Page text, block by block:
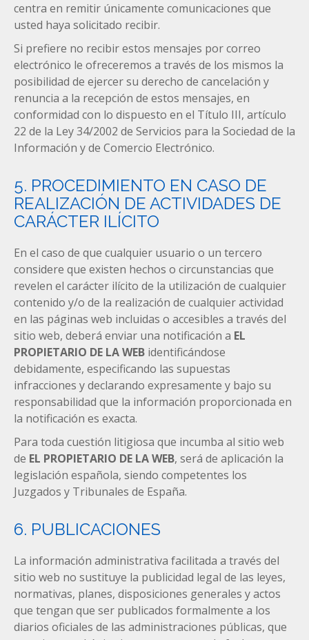
centra en remitir únicamente comunicaciones que
usted haya solicitado recibir.
Si prefiere no recibir estos mensajes por correo
electrónico le ofreceremos a través de los mismos la
posibilidad de ejercer su derecho de cancelación y
renuncia a la recepción de estos mensajes, en
conformidad con lo dispuesto en el Título III, artículo
22 de la Ley 34/2002 de Servicios para la Sociedad de la
Información y de Comercio Electrónico.
5. PROCEDIMIENTO EN CASO DE
REALIZACIÓN DE ACTIVIDADES DE
CARÁCTER ILÍCITO
En el caso de que cualquier usuario o un tercero
considere que existen hechos o circunstancias que
revelen el carácter ilícito de la utilización de cualquier
contenido y/o de la realización de cualquier actividad
en las páginas web incluidas o accesibles a través del
sitio web, deberá enviar una notificación a EL
PROPIETARIO DE LA WEB identificándose
debidamente, especificando las supuestas
infracciones y declarando expresamente y bajo su
responsabilidad que la información proporcionada en
la notificación es exacta.
Para toda cuestión litigiosa que incumba al sitio web
de EL PROPIETARIO DE LA WEB, será de aplicación la
legislación española, siendo competentes los
Juzgados y Tribunales de España.
6. PUBLICACIONES
La información administrativa facilitada a través del
sitio web no sustituye la publicidad legal de las leyes,
normativas, planes, disposiciones generales y actos
que tengan que ser publicados formalmente a los
diarios oficiales de las administraciones públicas, que